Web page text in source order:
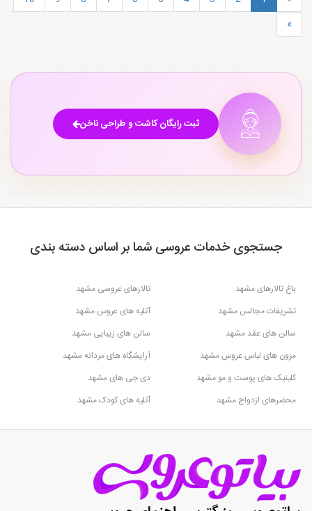
»
ثبت رایگان کاشت و طراحی ناخن
جستجوی خدمات عروسی شما بر اساس دسته بندی
باغ تالارهای مشهد
تالارهای عروسی مشهد
تشریفات مجالس مشهد
آتلیه های عروس مشهد
سالن های عقد مشهد
سالن های زیبایی مشهد
مزون های لباس عروس مشهد
آرایشگاه های مردانه مشهد
کلینیک های پوست و مو مشهد
دی جی های مشهد
محضرهای ازدواج مشهد
آتلیه های کودک مشهد